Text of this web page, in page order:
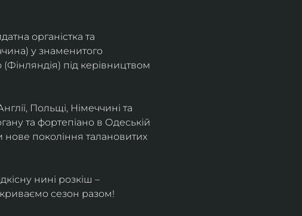
органістка та
у знаменитого
під керівництвом
Польщі, Німеччині та
та фортепіано в Одеській
нове покоління талановитих
нині розкіш –
сезон разом!